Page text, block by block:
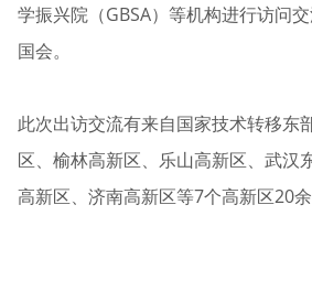
学振兴院（GBSA）等机构进行访问
国会。
此次出访交流有来自国家技术转移东
区、榆林高新区、乐山高新区、武汉
高新区、济南高新区等7个高新区20余